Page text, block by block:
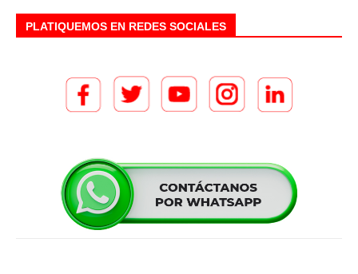
PLATIQUEMOS EN REDES SOCIALES